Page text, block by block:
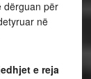
dërguan për
në
e reja